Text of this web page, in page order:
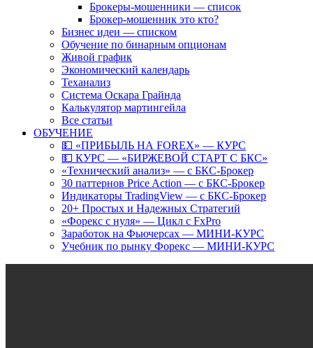
Брокеры-мошенники — список
Брокер-мошенник это кто?
Бизнес идеи — списком
Обучение по бинарным опционам
Живой график
Экономический календарь
Теханализ
Система Оскара Грайнда
Калькулятор мартингейла
Все статьи
ОБУЧЕНИЕ
💵 «ПРИБЫЛЬ НА FOREX» — КУРС
💵 КУРС — «БИРЖЕВОЙ СТАРТ С БКС»
«Технический анализ» — с БКС-Брокер
30 паттернов Price Action — с БКС-Брокер
Индикаторы TradingView — с БКС-Брокер
20+ Простых и Надежных Стратегий
«Форекс с нуля» — Цикл с FxPro
Заработок на Фьючерсах — МИНИ-КУРС
Учебник по рынку Форекс — МИНИ-КУРС